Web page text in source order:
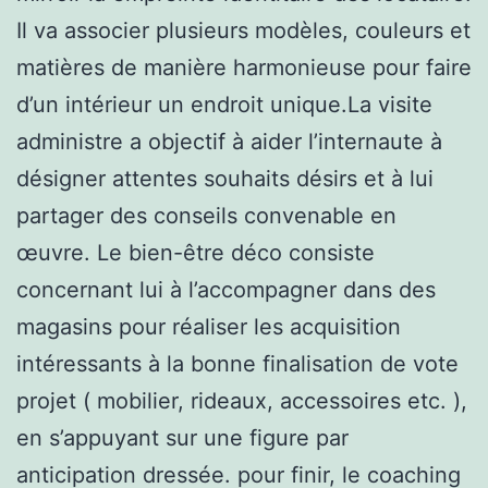
Il va associer plusieurs modèles, couleurs et
matières de manière harmonieuse pour faire
d’un intérieur un endroit unique.La visite
administre a objectif à aider l’internaute à
désigner attentes souhaits désirs et à lui
partager des conseils convenable en
œuvre. Le bien-être déco consiste
concernant lui à l’accompagner dans des
magasins pour réaliser les acquisition
intéressants à la bonne finalisation de vote
projet ( mobilier, rideaux, accessoires etc. ),
en s’appuyant sur une figure par
anticipation dressée. pour finir, le coaching